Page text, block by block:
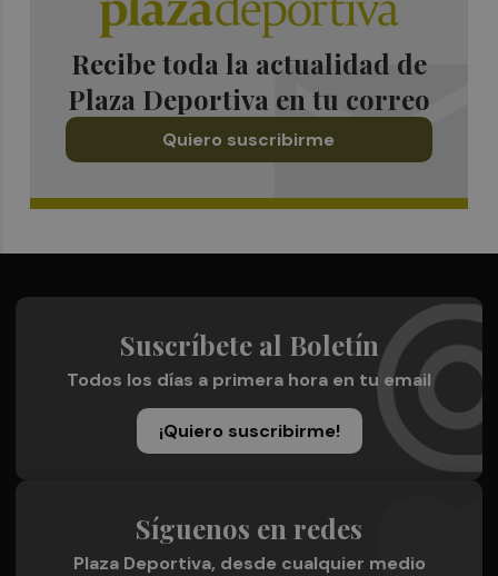
Recibe toda la actualidad de
Plaza Deportiva en tu correo
Quiero suscribirme
Suscríbete al Boletín
Todos los días a primera hora en tu email
¡Quiero suscribirme!
Síguenos en redes
Plaza Deportiva, desde cualquier medio